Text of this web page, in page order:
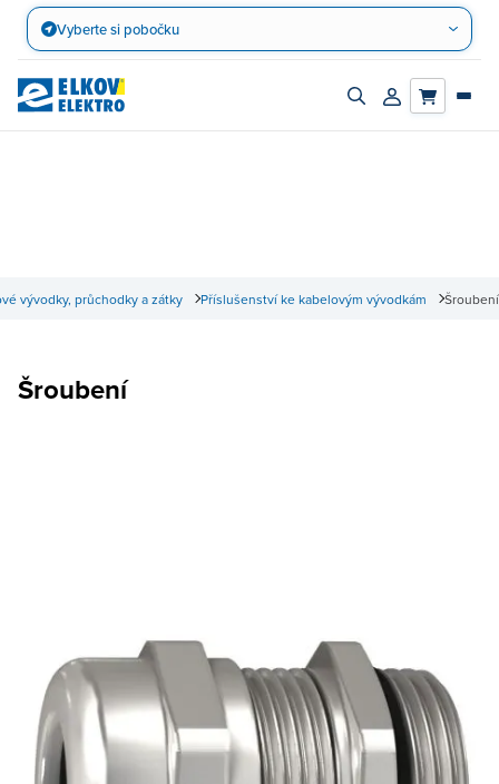
Přejít
obsah
Vyberte si pobočku
Zapnout/vypnout
Přihlásit/
Šroubení
Příslušenství ke kabelovým vývodkám
vývodky, průchodky a zátky
Šroubení